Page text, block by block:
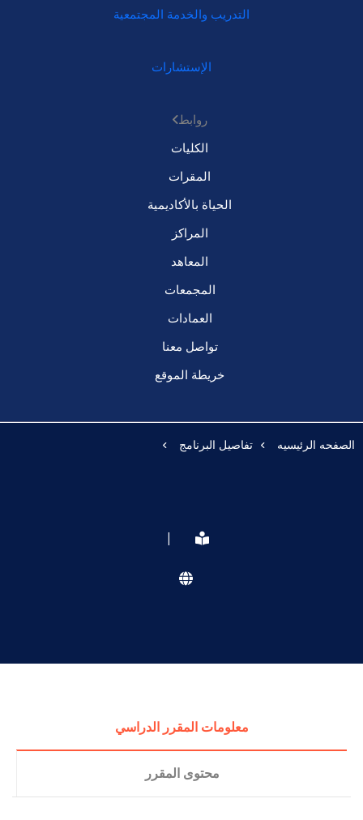
التدريب والخدمة المجتمعية
الإستشارات
روابط
الكليات
المقرات
الحياة بالأكاديمية
المراكز
المعاهد
المجمعات
العمادات
تواصل معنا
خريطة الموقع
الصفحه الرئيسيه تفاصيل البرنامج
|
معلومات المقرر الدراسي
محتوى المقرر